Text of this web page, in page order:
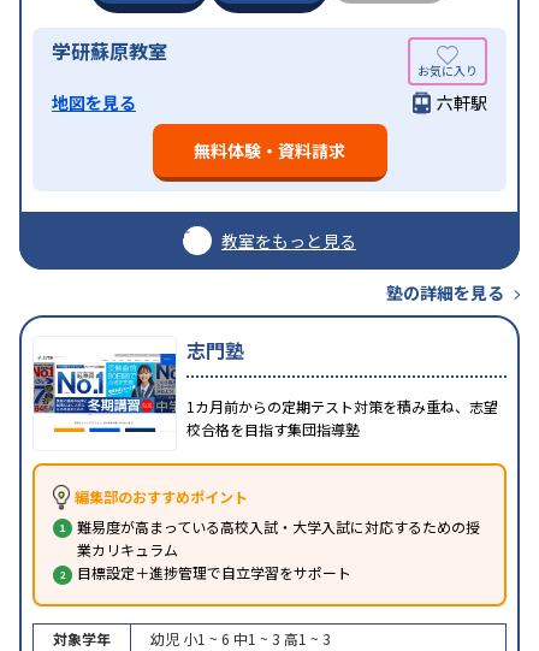
学研蘇原教室
地図を見る
六軒駅
無料体験・資料請求
教室をもっと見る
塾の詳細を見る
志門塾
1カ月前からの定期テスト対策を積み重ね、志望
校合格を目指す集団指導塾
編集部のおすすめポイント
難易度が高まっている高校入試・大学入試に対応するための授
業カリキュラム
目標設定＋進捗管理で自立学習をサポート
対象学年 幼児 小1 ~ 6 中1 ~ 3 高1 ~ 3